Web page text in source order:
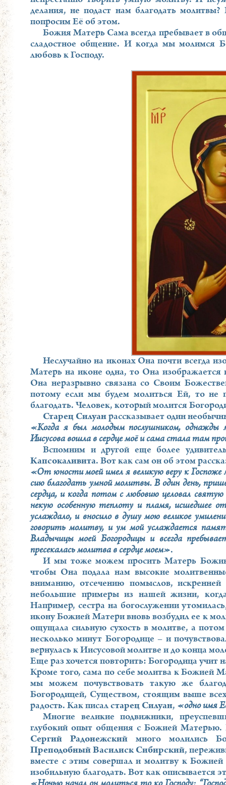
делания, не подаст нам благодать
попросим Её об этом.
Божия Матерь Сама всегда пребывает в
сладостное общение. И когда мы молимся
любовь к Господу.
Неслучайно на иконах Она почти всегда
Матерь на иконе одна, то Она изображается
Она неразрывно связана со Своим
потому если мы будем молиться Ей, то не
благодать. Человек, который молится
Старец Силуан рассказывает один
«Когда я был молодым послушником,
Иисусова вошла в сердце моё и сама стала там
Вспомним и другой еще более
Капсокаливита. Вот как сам он об этом
«От юности моей имел я великую веру к Госпоже
сию благодать умной молитвы. В один день,
сердца, и когда потом с любовию целовал
некую особенную теплоту и пламя, исшедшее
услаждало, и вносило в душу мою великое
говорить молитву, и ум мой услаждается
Владычицы моей Богородицы и всегда
пресекалась молитва в сердце моем».
И мы тоже можем просить Матерь
чтобы Она подала нам высокие
вниманию, отсечению помыслов,
небольшие примеры из нашей жизни,
Например, сестра на богослужении
икону Божией Матери вновь возбудил ее к
ощущала сильную сухость в молитве, а
несколько минут Богородице – и
вернулась к Иисусовой молитве и до конца
Еще раз хочется повторить: Богородица учит
Кроме того, сама по себе молитва к Божией
мы можем почувствовать такую же
Богородицей, Существом, стоящим выше
радость. Как писал старец Силуан, «одно имя
Многие великие подвижники,
глубокий опыт общения с Божией
Сергий Радонежский много молились
Преподобный Василиск Сибирский,
вместе с этим совершал и молитву к
изобильную благодать. Вот как описывается